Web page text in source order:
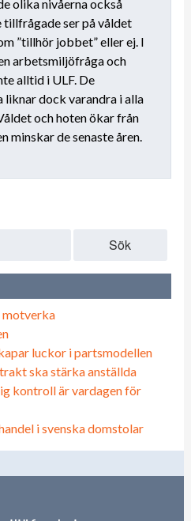
olika nivåerna också
tillfrågade ser på våldet
”tillhör jobbet” eller ej. I
arbetsmiljöfråga och
alltid i ULF. De
liknar dock varandra i alla
och hoten ökar från
minskar de senaste åren.
Sök
motverka
luckor i partsmodellen
ska stärka anställda
kontroll är vardagen för
i svenska domstolar